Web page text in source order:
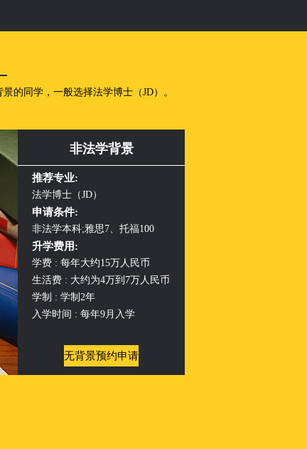
的同学，一般选择法学博士（JD）。
非法学背景
推荐专业:
法学博士（JD）
申请条件:
非法学本科;雅思7、托福100
升学费用:
学费 : 每年大约15万人民币
生活费 : 大约为4万到7万人民币
学制 : 学制2年
入学时间 : 每年9月入学
无背景预约申请